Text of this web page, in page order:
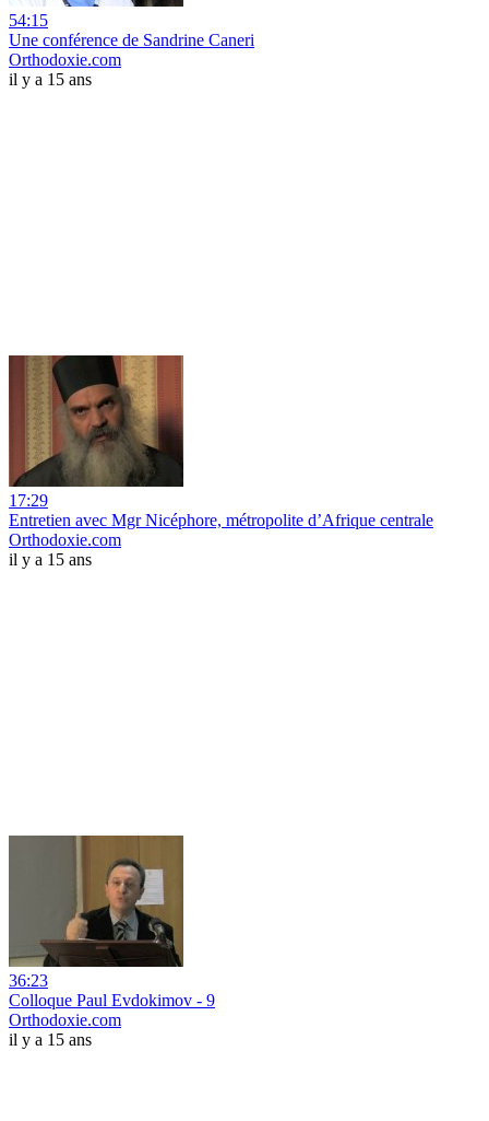
54:15
Une conférence de Sandrine Caneri
Orthodoxie.com
il y a 15 ans
17:29
Entretien avec Mgr Nicéphore, métropolite d’Afrique centrale
Orthodoxie.com
il y a 15 ans
36:23
Colloque Paul Evdokimov - 9
Orthodoxie.com
il y a 15 ans